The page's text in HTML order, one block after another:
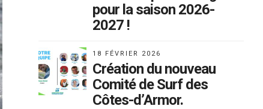
pour la saison 2026-
2027 !
18 FÉVRIER 2026
Création du nouveau
Comité de Surf des
Côtes-d’Armor.